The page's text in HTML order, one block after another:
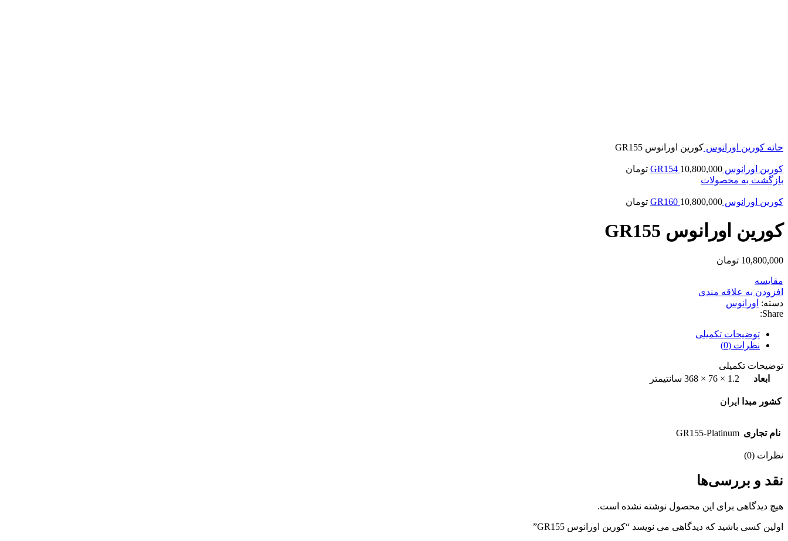
خانه کورین اورانوس کورین اورانوس GR155
کورین اورانوس GR154 10,800,000
تومان
بازگشت به محصولات
کورین اورانوس GR160 10,800,000 تومان
کورین اورانوس GR155
10,800,000 تومان
مقایسه
افزودن به علاقه مندی
دسته: اورانوس
Share:
توضیحات تکمیلی
نظرات (0)
توضیحات تکمیلی
ابعاد
1.2 × 76 × 368 سانتیمتر
کشور مبدا ایران
نام تجاری GR155-Platinum
نظرات (0)
نقد و بررسی‌ها
هیچ دیدگاهی برای این محصول نوشته نشده است.
اولین کسی باشید که دیدگاهی می نویسد “کورین اورانوس GR155”